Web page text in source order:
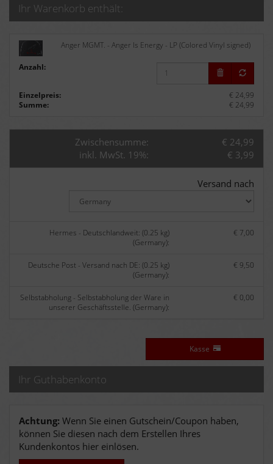
Ihr Warenkorb enthält:
Anger MGMT. - Anger Is Energy - LP (Colored Vinyl signed)
Anzahl:
Einzelpreis:
€ 24,99
Summe:
€ 24,99
Zwischensumme:
€ 24,99
inkl. MwSt. 19%:
€ 3,99
Versand nach
Hermes - Deutschlandweit: (0.25 kg)
(Germany):
€ 7,00
Deutsche Post - Versand nach DE: (0.25 kg)
(Germany):
€ 9,50
Selbstabholung - Selbstabholung der Ware in
unserer Geschäftsstelle. (Germany):
€ 0,00
Kasse
Ihr Guthabenkonto
Achtung: Wenn Sie einen Gutschein/Coupon haben,
können Sie diesen nach dem Erstellen Ihres
Kundenkontos hier einlösen.